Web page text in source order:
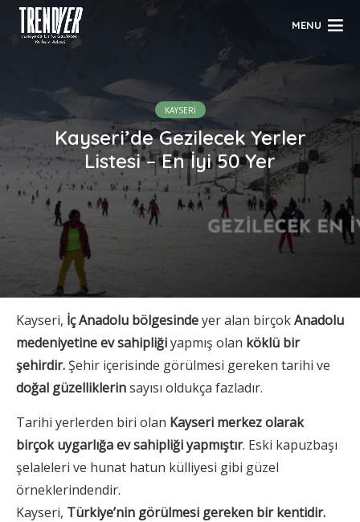
MENU
KAYSERİ
Kayseri’de Gezilecek Yerler
Listesi – En İyi 50 Yer
Kayseri, İç Anadolu bölgesindeyer alan birçokAnadolu
medeniyetine ev sahipliğiyapmış olan köklü bir
şehirdir. Şehir içerisinde görülmesi gereken tarihi ve
doğal güzelliklerinsayısı oldukça fazladır.
Tarihi yerlerden biri olan Kayseri merkez olarak
birçok uygarlığaev sahipliği yapmıştır. Eski kapuzbaşı
şelaleleri ve hunat hatun külliyesi gibi güzel
örneklerindendir.
Kayseri, Türkiye’nin görülmesi gereken bir kentidir.